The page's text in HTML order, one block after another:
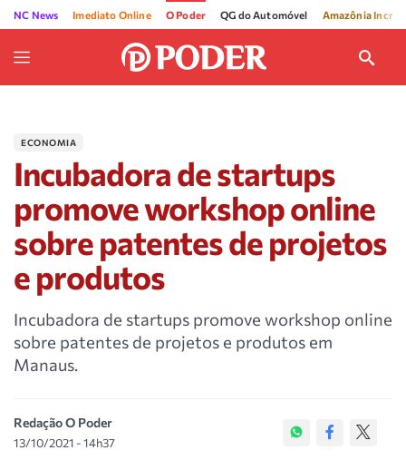
NC News Imediato Online O Poder QG do Automóvel Amazônia
ECONOMIA
Incubadora de startups
promove workshop online
sobre patentes de projetos
e produtos
Incubadora de startups promove workshop online
sobre patentes de projetos e produtos em
Manaus.
Redação O Poder
13/10/2021 - 14h37